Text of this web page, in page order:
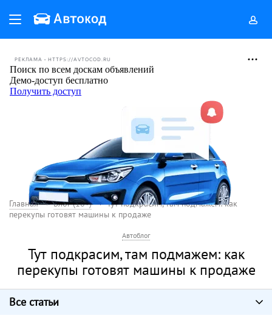
РЕКЛАМА • HTTPS://AVTOCOD.RU
Главная Блог (18+)
Тут подкрасим, там подмажем: как
перекупы готовят машины к продаже
Автоблог
Тут подкрасим, там подмажем: как
перекупы готовят машины к продаже
Все статьи